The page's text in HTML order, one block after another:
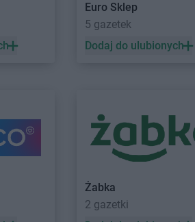
BRICOMARCHE
BRICOMARCHE
BRICOMARCHE Konin
BRICOMARCHE
Lubaczów
BRICOMARCHE Lubań
BRICOMARCHE
Euro Sklep
5 gazetek
Dodaj do ulubionych
Żabka
2 gazetki